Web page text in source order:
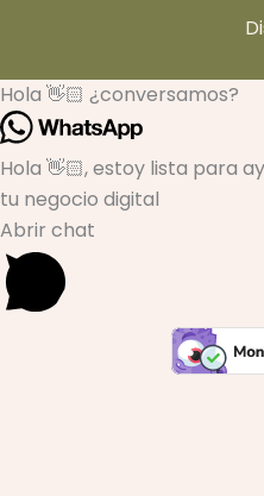
Hola 👋🏻 ¿conversamos?
Hola 👋🏻, estoy lista para
tu negocio digital
Abrir chat